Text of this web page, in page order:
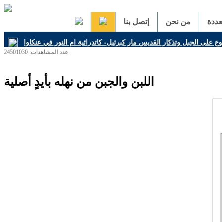
من نحن إتصل بنا
على الجبل وتذكار القديس مار كبرئيل- كاتدرائية ام النور في عنكاوا
عدد المشاهدات: 24501030
اللبن والجبن من نهله بأيدٍ أصلية